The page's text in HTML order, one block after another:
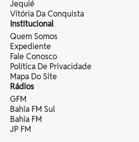
Jequié
Vitória Da Conquista
Institucional
Quem Somos
Expediente
Fale Conosco
Política De Privacidade
Mapa Do Site
Rádios
GFM
Bahia FM Sul
Bahia FM
JP FM